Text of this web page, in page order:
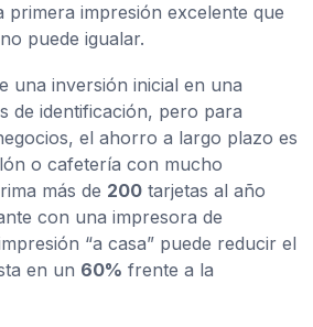
primera impresión excelente que
puede igualar.
una inversión inicial en una
de identificación, pero para
el ahorro a largo plazo es
o cafetería con mucho
más de 200 tarjetas al año
con una impresora de
“a casa” puede reducir el
en un 60% frente a la